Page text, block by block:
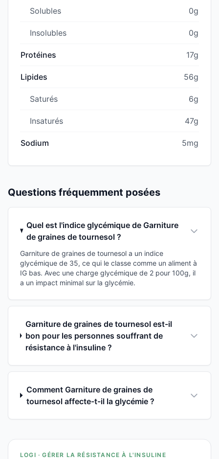
Solubles 0g
Insolubles 0g
Protéines 17g
Lipides 56g
Saturés 6g
Insaturés 47g
Sodium 5mg
Questions fréquemment posées
Quel est l'indice glycémique de Garniture
de graines de tournesol ?
Garniture de graines de tournesol a un indice
glycémique de 35, ce qui le classe comme un aliment à
IG bas. Avec une charge glycémique de 2 pour 100g, il
a un impact minimal sur la glycémie.
Garniture de graines de tournesol est-il
bon pour les personnes souffrant de
résistance à l'insuline ?
Comment Garniture de graines de
tournesol affecte-t-il la glycémie ?
LOGI · GÉRER LA RÉSISTANCE À L'INSULINE